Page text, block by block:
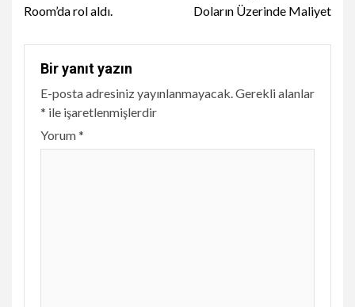
Room’da rol aldı.
Doların Üzerinde Maliyet
Bir yanıt yazın
E-posta adresiniz yayınlanmayacak. Gerekli alanlar
* ile işaretlenmişlerdir
Yorum*